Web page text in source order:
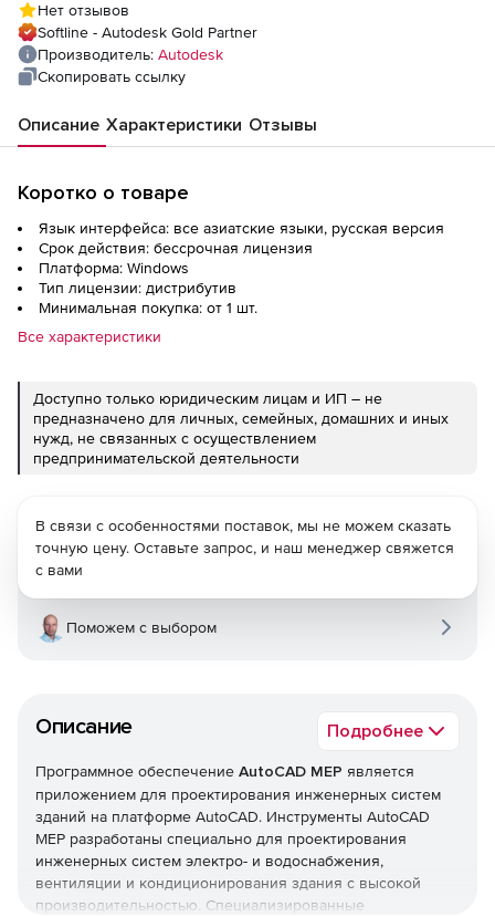
Нет отзывов
Softline - Autodesk Gold Partner
Производитель: Autodesk
Скопировать ссылку
Описание Характеристики Отзывы
Коротко о товаре
Язык интерфейса: все азиатские языки, русская версия
Срок действия: бессрочная лицензия
Платформа: Windows
Тип лицензии: дистрибутив
Минимальная покупка: от 1 шт.
Все характеристики
Доступно только юридическим лицам и ИП – не
предназначено для личных, семейных, домашних и иных
нужд, не связанных с осуществлением
предпринимательской деятельности
Описание Подробнее
Программное обеспечение AutoCAD MEP является
приложением для проектирования инженерных систем
зданий на платформе AutoCAD. Инструменты AutoCAD
MEP разработаны специально для проектирования
инженерных систем электро- и водоснабжения,
вентиляции и кондиционирования здания с высокой
производительностью. Специализированные
В связи с особенностями поставок, мы не можем сказать
точную цену. Оставьте запрос, и наш менеджер свяжется
с вами
Поможем с выбором